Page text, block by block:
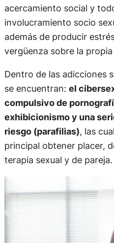
acercamiento social y
involucramiento socio
además de producir
vergüenza sobre la
Dentro de las adicciones
se encuentran: el
compulsivo de
exhibicionismo y una
riesgo (parafilias), las
principal obtener placer,
terapia sexual y de pareja.